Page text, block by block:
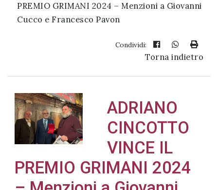
PREMIO GRIMANI 2024 – Menzioni a Giovanni
Cucco e Francesco Pavon
Condividi:
Torna indietro
ADRIANO
CINCOTTO
VINCE IL
PREMIO GRIMANI 2024
movimento
Acconsento
all'uso dei